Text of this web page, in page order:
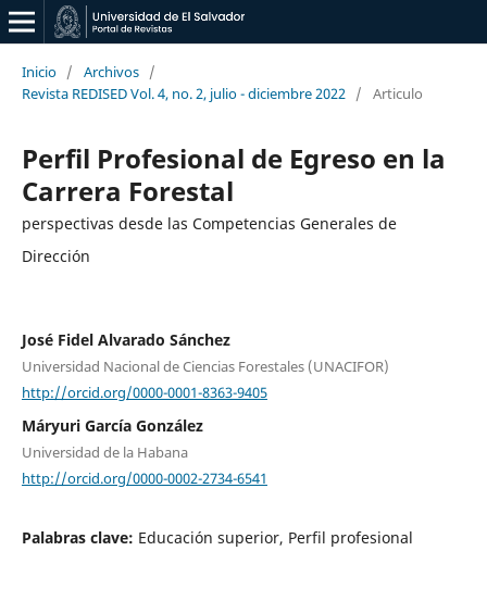
Inicio / Archivos /
Revista REDISED Vol. 4, no. 2, julio - diciembre 2022 / Articulo
Perfil Profesional de Egreso en la
Carrera Forestal
perspectivas desde las Competencias Generales de
Dirección
José Fidel Alvarado Sánchez
Universidad Nacional de Ciencias Forestales (UNACIFOR)
http://orcid.org/0000-0001-8363-9405
Máryuri García González
Universidad de la Habana
http://orcid.org/0000-0002-2734-6541
Palabras clave: Educación superior, Perfil profesional